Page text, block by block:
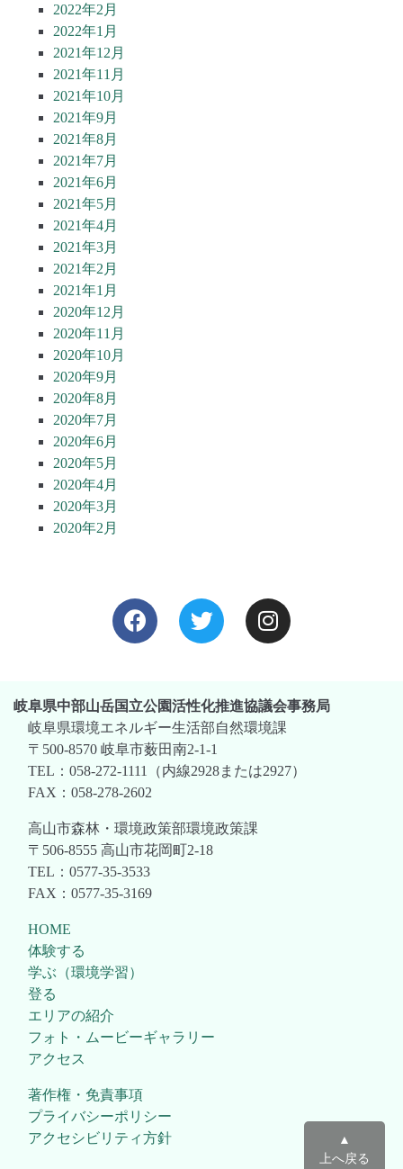
2022年2月
2022年1月
2021年12月
2021年11月
2021年10月
2021年9月
2021年8月
2021年7月
2021年6月
2021年5月
2021年4月
2021年3月
2021年2月
2021年1月
2020年12月
2020年11月
2020年10月
2020年9月
2020年8月
2020年7月
2020年6月
2020年5月
2020年4月
2020年3月
2020年2月
岐阜県中部山岳国立公園活性化推進協議会事務局
岐阜県環境エネルギー生活部自然環境課
〒500-8570 岐阜市薮田南2-1-1
TEL：058-272-1111（内線2928または2927）
FAX：058-278-2602
高山市森林・環境政策部環境政策課
〒506-8555 高山市花岡町2-18
TEL：0577-35-3533
FAX：0577-35-3169
HOME
体験する
学ぶ（環境学習）
登る
エリアの紹介
フォト・ムービーギャラリー
アクセス
著作権・免責事項
プライバシーポリシー
アクセシビリティ方針
▲
上へ戻る